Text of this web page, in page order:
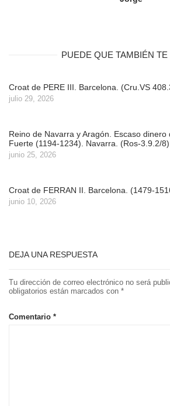
PUEDE QUE TAMBIÉN
Croat de PERE III. Barcelona. (Cru.VS
julio 29, 2026
Reino de Navarra y Aragón. Escaso dinero
Fuerte (1194-1234). Navarra. (Ros-3.9.2/8)
junio 25, 2026
Croat de FERRAN II. Barcelona. (1479-
junio 10, 2026
DEJA UNA RESPUESTA
Tu dirección de correo electrónico no será
obligatorios están marcados con *
Comentario *